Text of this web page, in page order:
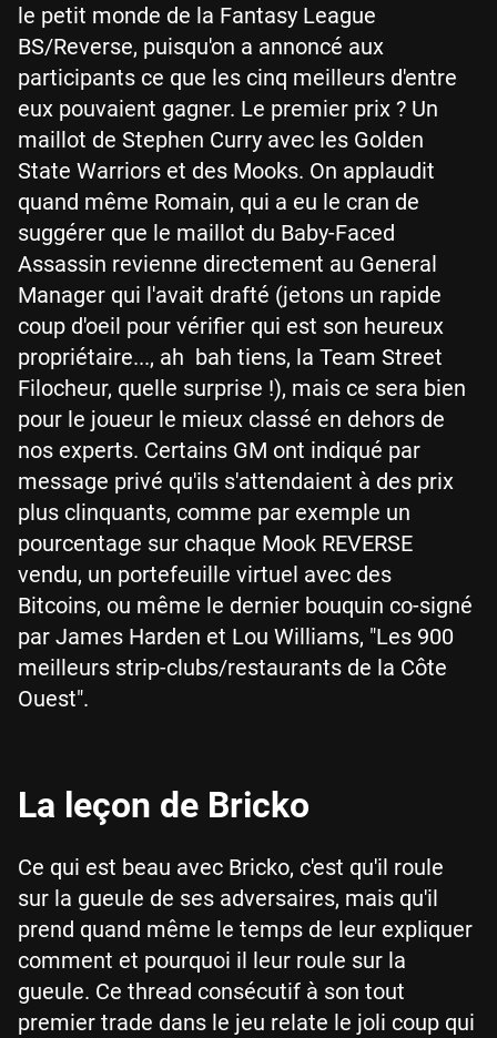
le petit monde de la Fantasy League
BS/Reverse, puisqu'on a annoncé aux
participants ce que les cinq meilleurs d'entre
eux pouvaient gagner. Le premier prix ? Un
maillot de Stephen Curry avec les Golden
State Warriors et des Mooks. On applaudit
quand même Romain, qui a eu le cran de
suggérer que le maillot du Baby-Faced
Assassin revienne directement au General
Manager qui l'avait drafté (jetons un rapide
coup d'oeil pour vérifier qui est son heureux
propriétaire..., ah bah tiens, la Team Street
Filocheur, quelle surprise !), mais ce sera bien
pour le joueur le mieux classé en dehors de
nos experts. Certains GM ont indiqué par
message privé qu'ils s'attendaient à des prix
plus clinquants, comme par exemple un
pourcentage sur chaque Mook REVERSE
vendu, un portefeuille virtuel avec des
Bitcoins, ou même le dernier bouquin co-signé
par James Harden et Lou Williams, "Les 900
meilleurs strip-clubs/restaurants de la Côte
Ouest".
La leçon de Bricko
Ce qui est beau avec Bricko, c'est qu'il roule
sur la gueule de ses adversaires, mais qu'il
prend quand même le temps de leur expliquer
comment et pourquoi il leur roule sur la
gueule. Ce thread consécutif à son tout
premier trade dans le jeu relate le joli coup qui